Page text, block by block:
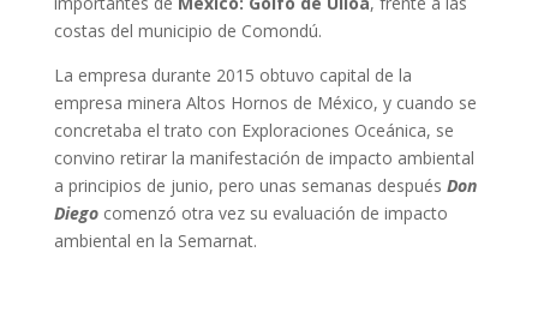
costas del municipio de Comondú.
La empresa durante 2015 obtuvo capital de la
empresa minera Altos Hornos de México, y cuando se
concretaba el trato con Exploraciones Oceánica, se
convino retirar la manifestación de impacto ambiental
a principios de junio, pero unas semanas después Don
Diegocomenzó otra vez su evaluación de impacto
ambiental en la Semarnat.